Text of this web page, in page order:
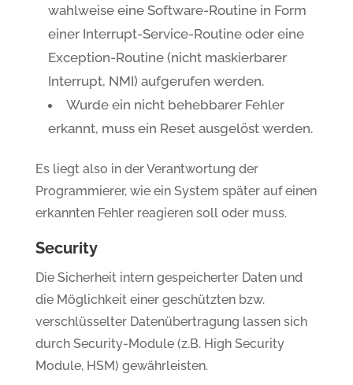
wahlweise eine Software-Routine in Form
einer Interrupt-Service-Routine oder eine
Exception-Routine (nicht maskierbarer
Interrupt, NMI) aufgerufen werden.
Wurde ein nicht behebbarer Fehler
erkannt, muss ein Reset ausgelöst werden.
Es liegt also in der Verantwortung der
Programmierer, wie ein System später auf einen
erkannten Fehler reagieren soll oder muss.
Security
Die Sicherheit intern gespeicherter Daten und
die Möglichkeit einer geschützten bzw.
verschlüsselter Datenübertragung lassen sich
durch Security-Module (z.B. High Security
Module, HSM) gewährleisten.